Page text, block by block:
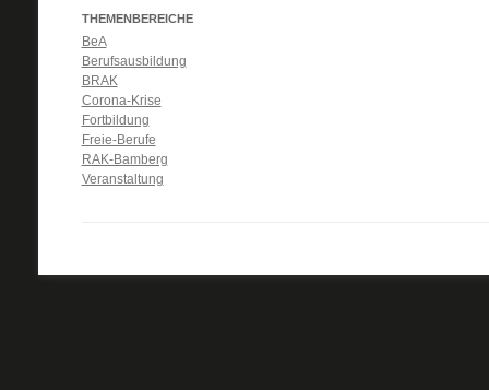
THEMENBEREICHE
BeA
Berufsausbildung
BRAK
Corona-Krise
Fortbildung
Freie-Berufe
RAK-Bamberg
Veranstaltung